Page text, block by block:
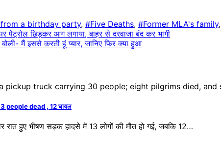
a birthday party, #Five Deaths, #Former MLA's family,
छिड़कर आग लगाया, बाहर से दरवाजा बंद कर भागी
बोली- मैं इससे करती हूं प्यार, जानिए फिर क्या हुआ
people dead , 12 घायल
रात हुए भीषण सड़क हादसे में 13 लोगों की मौत हो गई, जबकि 12…